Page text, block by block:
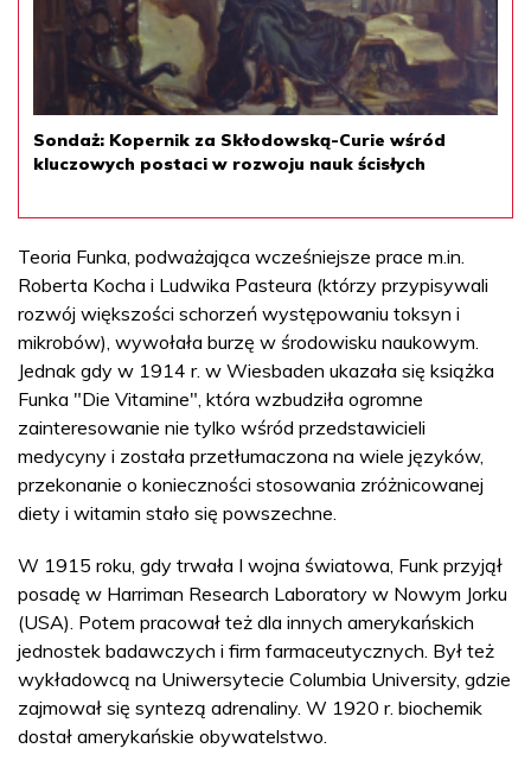
Sondaż: Kopernik za Skłodowską-Curie wśród
kluczowych postaci w rozwoju nauk ścisłych
Teoria Funka, podważająca wcześniejsze prace m.in.
Roberta Kocha i Ludwika Pasteura (którzy przypisywali
rozwój większości schorzeń występowaniu toksyn i
mikrobów), wywołała burzę w środowisku naukowym.
Jednak gdy w 1914 r. w Wiesbaden ukazała się książka
Funka "Die Vitamine", która wzbudziła ogromne
zainteresowanie nie tylko wśród przedstawicieli
medycyny i została przetłumaczona na wiele języków,
przekonanie o konieczności stosowania zróżnicowanej
diety i witamin stało się powszechne.
W 1915 roku, gdy trwała I wojna światowa, Funk przyjął
posadę w Harriman Research Laboratory w Nowym Jorku
(USA). Potem pracował też dla innych amerykańskich
jednostek badawczych i firm farmaceutycznych. Był też
wykładowcą na Uniwersytecie Columbia University, gdzie
zajmował się syntezą adrenaliny. W 1920 r. biochemik
dostał amerykańskie obywatelstwo.